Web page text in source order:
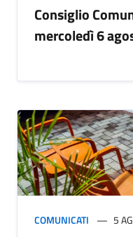
Consiglio
mercoledì 6
COMUNICATI 5